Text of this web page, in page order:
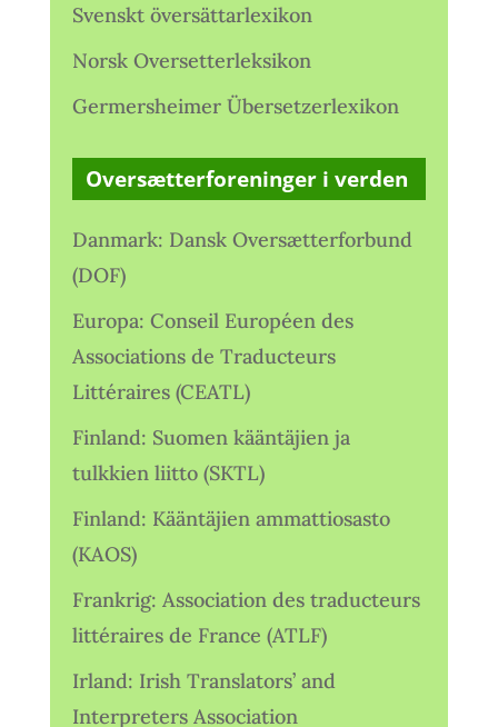
Svenskt översättarlexikon
Norsk Oversetterleksikon
Germersheimer Übersetzerlexikon
Oversætterforeninger i verden
Danmark: Dansk Oversætterforbund
(DOF)
Europa: Conseil Européen des
Associations de Traducteurs
Littéraires (CEATL)
Finland: Suomen kääntäjien ja
tulkkien liitto (SKTL)
Finland: Kääntäjien ammattiosasto
(KAOS)
Frankrig: Association des traducteurs
littéraires de France (ATLF)
Irland: Irish Translators’ and
Interpreters Association